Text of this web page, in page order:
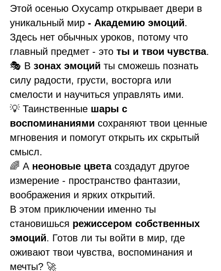
Этой осенью Oxycamp открывает двери в
уникальный мир - Академию эмоций.
Здесь нет обычных уроков, потому что
главный предмет - это ты и твои чувства.
🎭 В зонах эмоций ты сможешь познать
силу радости, грусти, восторга или
смелости и научиться управлять ими.
💡 Таинственные шары с
воспоминаниями сохраняют твои ценные
мгновения и помогут открыть их скрытый
смысл.
🌈 А неоновые цветасоздадут другое
измерение - пространство фантазии,
воображения и ярких открытий.
В этом приключении именно ты
становишься режиссером собственных
эмоций. Готов ли ты войти в мир, где
оживают твои чувства, воспоминания и
мечты? 🚀